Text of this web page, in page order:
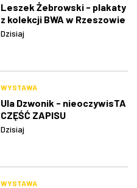
Leszek Żebrowski - plakaty
z kolekcji BWA w Rzeszowie
Dzisiaj
WYSTAWA
Ula Dzwonik - nieoczywisTA
CZĘŚĆ ZAPISU
Dzisiaj
WYSTAWA